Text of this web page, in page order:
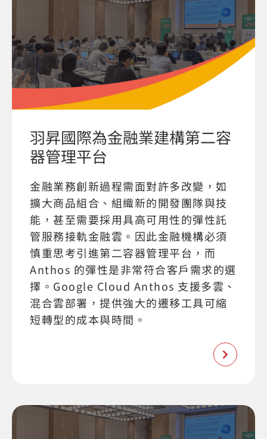
羽昇國際為金融業建構第二容
器管理平台
金融業務創新過程需面對許多改變，如
擴大商品組合、組織新的開發團隊與技
能，甚至需要採用具高可用性的彈性託
管服務接軌金融雲。因此金融機構必須
慎重思考引進第二容器管理平台，而
Anthos 的彈性是非常符合客戶需求的選
擇。Google Cloud Anthos 支援多雲、
混合雲部署，提供強大的遷移工具可縮
短轉型的成本與時間。